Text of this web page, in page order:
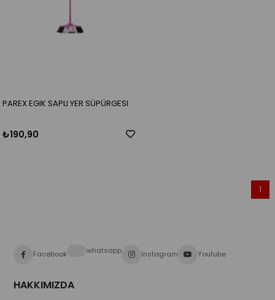
PAREX EGIK SAPLI YER SÜPÜRGESI
₺190,90
1
Facebook whatsapp Instagram Youtube
HAKKIMIZDA